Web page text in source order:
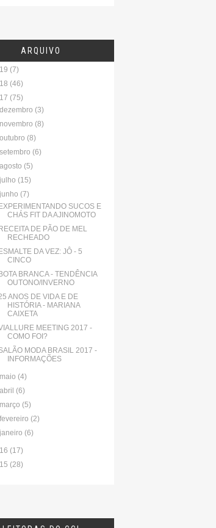
ARQUIVO
(7)
(46)
(75)
dezembro (3)
novembro (8)
outubro (8)
setembro (6)
agosto (5)
julho (15)
junho (7)
EXPERIMENTANDO SUCOS E
CHÁS FIT DA AJINOMOTO
RECEITA DE PÃO DE MEL
RECHEADO
ESMALTE DA VEZ: JÔ - 5
CINCO
BOTA BRANCA - TENDÊNCIA
OUTONO/INVERNO
ANOS DE VIDA E DE
HISTÓRIA - MARIANA
CAIXETA
MEETING 2017 -
COMO FOI?
MODA BRASIL 2017 -
INFORMAÇÕES
maio (4)
abril (6)
março (5)
fevereiro (2)
janeiro (6)
(17)
(28)